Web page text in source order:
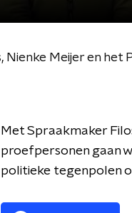
Nienke Meijer en het
Met Spraakmaker
proefpersonen gaan
politieke tegenpolen